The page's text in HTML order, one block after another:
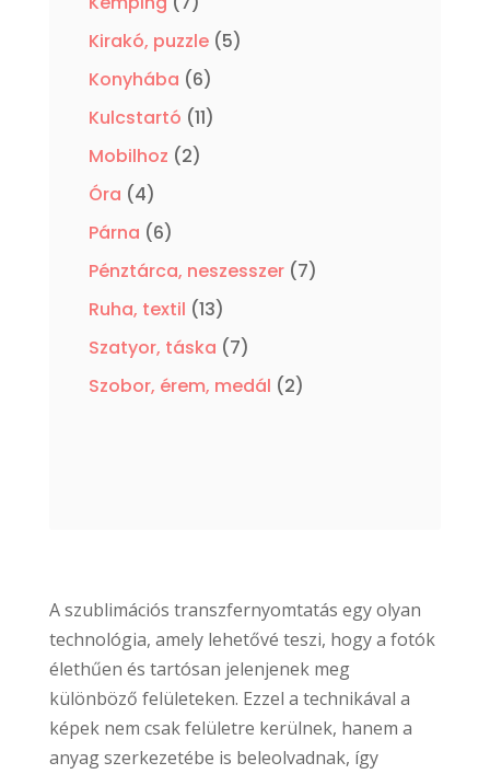
termék
Kirakó, puzzle 55
Konyhába 66
termék
Kulcstartó 1111
Mobilhoz 22
Óra 44
termék
Párna 66
termék
Pénztárca, neszesszer 77
Ruha, textil 1313
termék
Szatyor, táska 77
termék
Szobor, érem, medál 22
A szublimációs transzfernyomtatás egy olyan
technológia, amely lehetővé teszi, hogy a fotók
élethűen és tartósan jelenjenek meg
különböző felületeken. Ezzel a technikával a
képek nem csak felületre kerülnek, hanem a
anyag szerkezetébe is beleolvadnak, így